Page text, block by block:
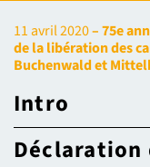
11 avril 2020– 75e
de la libération des
Buchenwald et
Intro
Déclaration